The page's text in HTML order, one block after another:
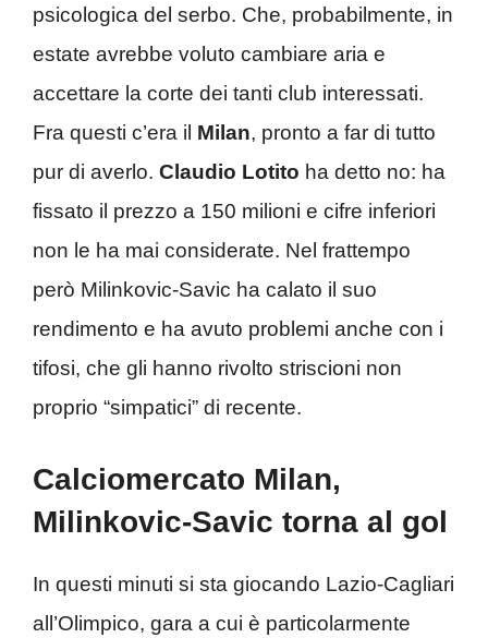
psicologica del serbo. Che, probabilmente, in
estate avrebbe voluto cambiare aria e
accettare la corte dei tanti club interessati.
Fra questi c’era il Milan, pronto a far di tutto
pur di averlo. Claudio Lotito ha detto no: ha
fissato il prezzo a 150 milioni e cifre inferiori
non le ha mai considerate. Nel frattempo
però Milinkovic-Savic ha calato il suo
rendimento e ha avuto problemi anche con i
tifosi, che gli hanno rivolto striscioni non
proprio “simpatici” di recente.
Calciomercato Milan,
Milinkovic-Savic torna al gol
In questi minuti si sta giocando Lazio-Cagliari
all’Olimpico, gara a cui è particolarmente